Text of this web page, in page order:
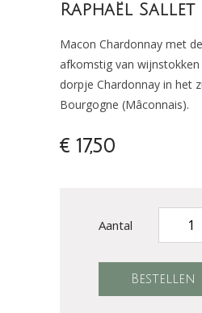
Raphaël Sallet
Macon Chardonnay met
afkomstig van
dorpje Chardonnay in het
Bourgogne (Mâconnais).
€ 17,50
Aantal